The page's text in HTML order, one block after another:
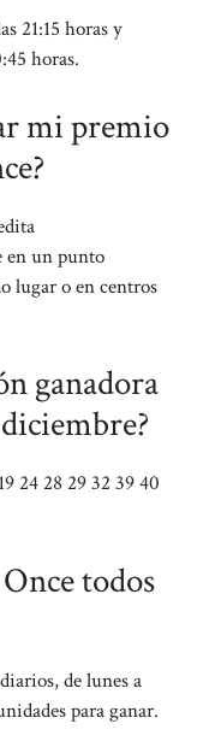
21:15 horas y
horas.
mi premio
en un punto
lugar o en centros
ganadora
24 28 29 32 39 40
todos
de lunes a
para ganar.